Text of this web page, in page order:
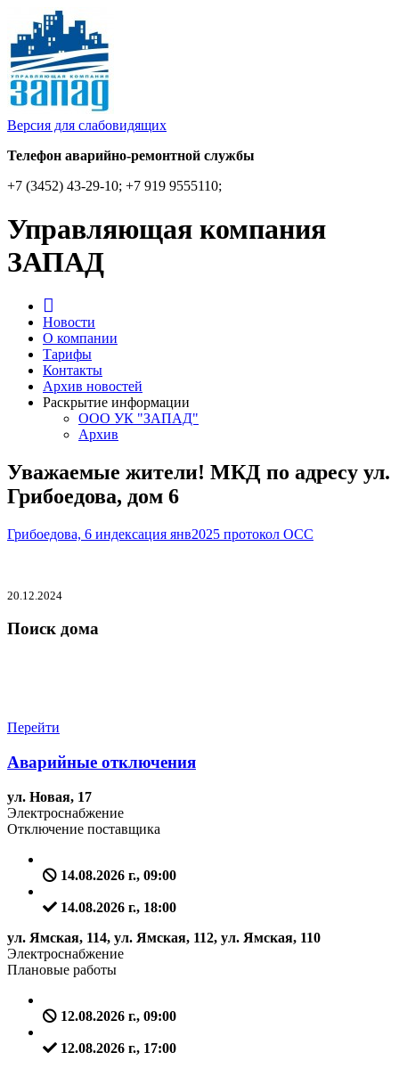
Версия для слабовидящих
Телефон аварийно-ремонтной службы
+7 (3452) 43-29-10; +7 919 9555110;
Управляющая компания
ЗАПАД
Новости
О компании
Тарифы
Контакты
Архив новостей
Раскрытие информации
ООО УК "ЗАПАД"
Архив
Уважаемые жители! МКД по адресу ул.
Грибоедова, дом 6
Грибоедова, 6 индексация янв2025 протокол ОСС
20.12.2024
Поиск дома
Перейти
Аварийные отключения
ул. Новая, 17
Электроснабжение
Отключение поставщика
14.08.2026 г., 09:00
14.08.2026 г., 18:00
ул. Ямская, 114, ул. Ямская, 112, ул. Ямская, 110
Электроснабжение
Плановые работы
12.08.2026 г., 09:00
12.08.2026 г., 17:00